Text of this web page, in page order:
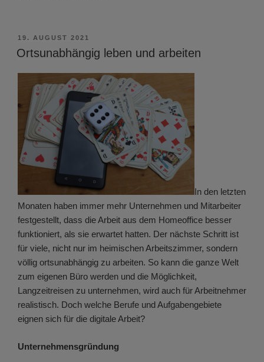
VERÖFFENTLICHT
AM
19. AUGUST 2021
Ortsunabhängig leben und arbeiten
In den letzten
Monaten haben immer mehr Unternehmen und Mitarbeiter
festgestellt, dass die Arbeit aus dem Homeoffice besser
funktioniert, als sie erwartet hatten. Der nächste Schritt ist
für viele, nicht nur im heimischen Arbeitszimmer, sondern
völlig ortsunabhängig zu arbeiten. So kann die ganze Welt
zum eigenen Büro werden und die Möglichkeit,
Langzeitreisen zu unternehmen, wird auch für Arbeitnehmer
realistisch. Doch welche Berufe und Aufgabengebiete
eignen sich für die digitale Arbeit?
Unternehmensgründung